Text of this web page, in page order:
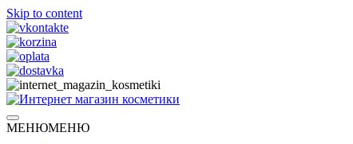
Skip to content
Интернет магазин косметики
Натуральная косметика
МЕНЮМЕНЮ